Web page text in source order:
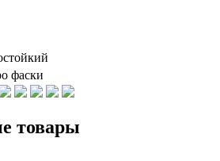
фаски
товары